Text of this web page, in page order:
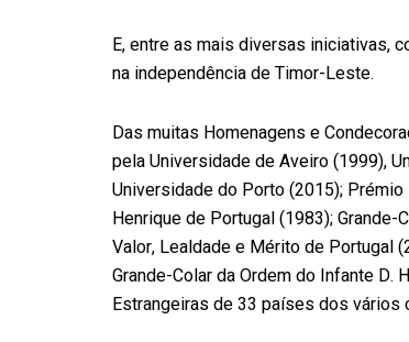
E, entre as mais diversas iniciativas,
na independência de Timor-Leste.
Das muitas Homenagens e
pela Universidade de Aveiro (1999),
Universidade do Porto (2015);
Henrique de Portugal (1983);
Valor, Lealdade e Mérito de Portugal
Grande-Colar da Ordem do Infante
Estrangeiras de 33 países dos vários